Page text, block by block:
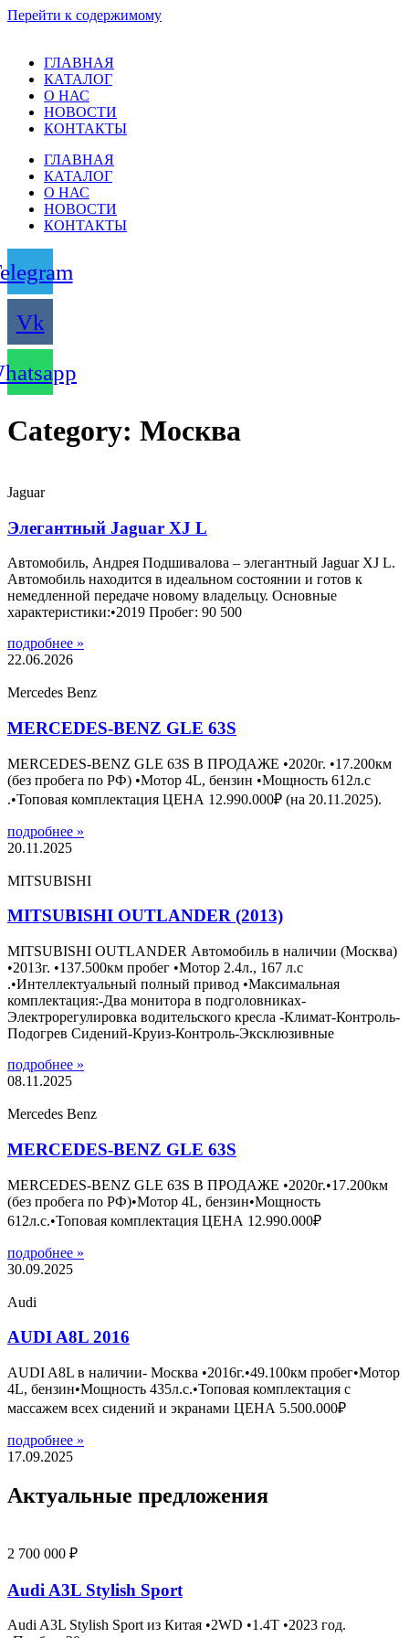
Перейти к содержимому
ГЛАВНАЯ
КАТАЛОГ
О НАС
НОВОСТИ
КОНТАКТЫ
ГЛАВНАЯ
КАТАЛОГ
О НАС
НОВОСТИ
КОНТАКТЫ
Vk
Category: Москва
Jaguar
Элегантный Jaguar XJ L
Автомобиль, Андрея Подшивалова – элегантный Jaguar XJ L.
Автомобиль находится в идеальном состоянии и готов к
немедленной передаче новому владельцу. Основные
характеристики:•2019 Пробег: 90 500
подробнее »
22.06.2026
Mercedes Benz
MERCEDES-BENZ GLE 63S
MERCEDES-BENZ GLE 63S В ПРОДАЖЕ •2020г. •17.200км
(без пробега по РФ) •Мотор 4L, бензин •Мощность 612л.с
.•Топовая комплектация ЦЕНА 12.990.000₽ (на 20.11.2025).
подробнее »
20.11.2025
MITSUBISHI
MITSUBISHI OUTLANDER (2013)
MITSUBISHI OUTLANDER Автомобиль в наличии (Москва)
•2013г. •137.500км пробег •Мотор 2.4л., 167 л.с
.•Интеллектуальный полный привод •Максимальная
комплектация:-Два монитора в подголовниках-
Электрорегулировка водительского кресла -Климат-Контроль-
Подогрев Сидений-Круиз-Контроль-Эксклюзивные
подробнее »
08.11.2025
Mercedes Benz
MERCEDES-BENZ GLE 63S
MERCEDES-BENZ GLE 63S В ПРОДАЖЕ •2020г.•17.200км
(без пробега по РФ)•Мотор 4L, бензин•Мощность
612л.с.•Топовая комплектация ЦЕНА 12.990.000₽
подробнее »
30.09.2025
Audi
AUDI A8L 2016
AUDI A8L в наличии- Москва •2016г.•49.100км пробег•Мотор
4L, бензин•Мощность 435л.с.•Топовая комплектация с
массажем всех сидений и экранами ЦЕНА 5.500.000₽
подробнее »
17.09.2025
Актуальные предложения
2 700 000 ₽
Audi A3L Stylish Sport
Audi A3L Stylish Sport из Китая •2WD •1.4T •2023 год.